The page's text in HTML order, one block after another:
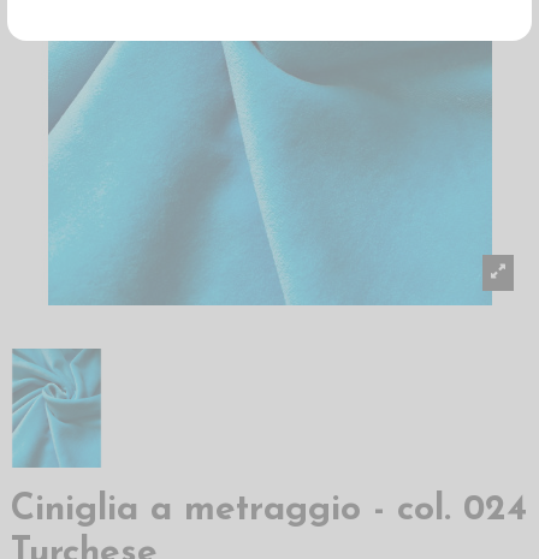
Ciniglia a metraggio - col. 024